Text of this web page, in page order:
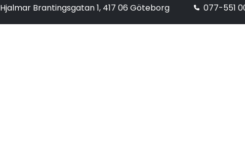
Hjalmar Brantingsgatan 1, 417 06 Göteborg 077-551